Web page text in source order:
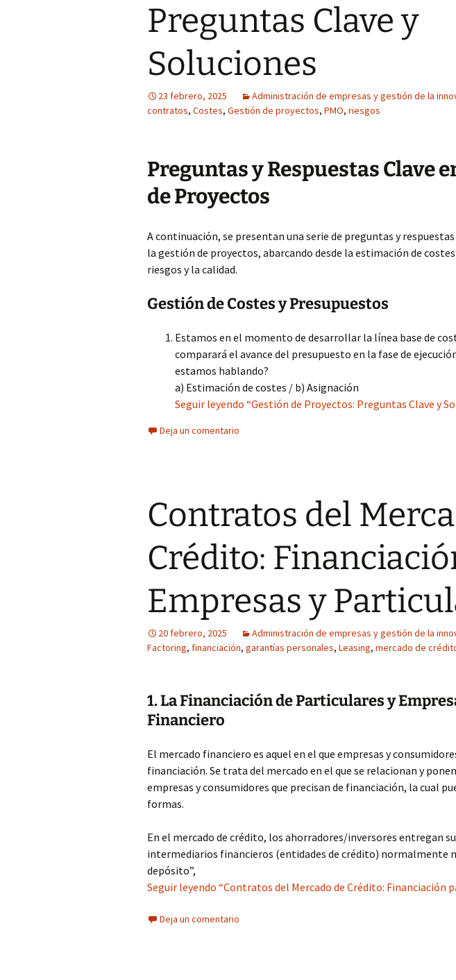
Preguntas Clave y
Soluciones
23 febrero, 2025 Administración de empresas y gestión de la
contratos, Costes, Gestión de proyectos, PMO, riesgos
Preguntas y Respuestas Clave
de Proyectos
A continuación, se presentan una serie de preguntas y
la gestión de proyectos, abarcando desde la estimación de
riesgos y la calidad.
Gestión de Costes y Presupuestos
Estamos en el momento de desarrollar la línea base de
comparará el avance del presupuesto en la fase de
estamos hablando?
a) Estimación de costes / b) Asignación
Seguir leyendo “Gestión de Proyectos: Preguntas Clave y
Deja un comentario
Contratos del
Crédito:
Empresas y
20 febrero, 2025 Administración de empresas y gestión de la
Factoring, financiación, garantías personales, Leasing, mercado de
1. La Financiación de Particulares y
Financiero
El mercado financiero es aquel en el que empresas y
financiación. Se trata del mercado en el que se relacionan y
empresas y consumidores que precisan de financiación, la cual
formas.
En el mercado de crédito, los ahorradores/inversores entregan
intermediarios financieros (entidades de crédito) normalmente
depósito”,
Seguir leyendo “Contratos del Mercado de Crédito: Financiación
Deja un comentario